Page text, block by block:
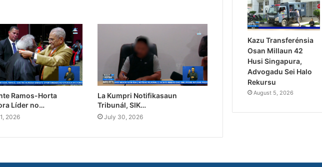
Ramos-Horta
Líder no…
2026
La Kumpri Notifikasaun
Tribunál, SIK…
July 30, 2026
Kazu Transferénsia
Osan Millaun 42
Husi Singapura,
Advogadu Sei Halo
Rekursu
August 5, 2026